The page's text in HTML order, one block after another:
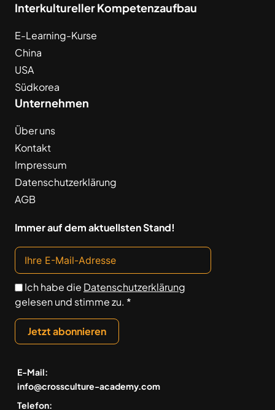
Interkultureller Kompetenzaufbau
E-Learning-Kurse
China
USA
Südkorea
Unternehmen
Über uns
Kontakt
Impressum
Datenschutzerklärung
AGB
Immer auf dem aktuellsten Stand!
Ich habe die Datenschutzerklärung
gelesen und stimme zu. *
Jetzt abonnieren
E-Mail:
info@crossculture-academy.com
Telefon: